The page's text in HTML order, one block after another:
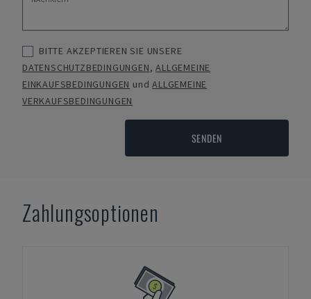
BITTE AKZEPTIEREN SIE UNSERE
DATENSCHUTZBEDINGUNGEN,ALLGEMEINE
EINKAUFSBEDINGUNGEN undALLGEMEINE
VERKAUFSBEDINGUNGEN
SENDEN
Zahlungsoptionen